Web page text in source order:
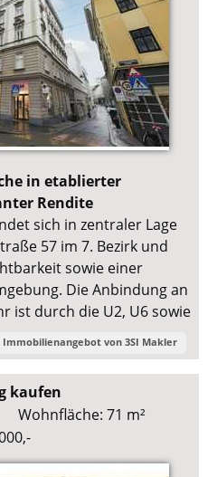
in etablierter
Rendite
sich in zentraler Lage
57 im 7. Bezirk und
sowie einer
Die Anbindung an
ist durch die U2, U6 sowie
Immobilienangebot von 3SI Makler
kaufen
Wohnfläche: 71 m²